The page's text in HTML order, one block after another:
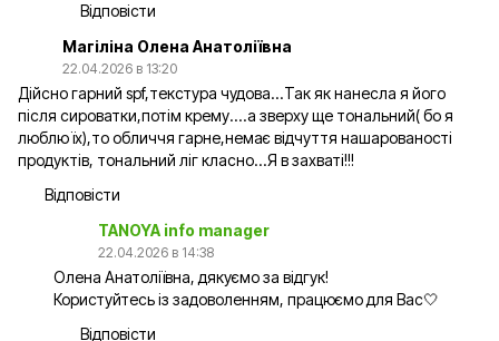
Відповісти
Магіліна Олена Анатоліївна
22.04.2026 в 13:20
Дійсно гарний spf,текстура чудова...Так як нанесла я його
після сироватки,потім крему....а зверху ще тональний( бо я
люблю їх),то обличчя гарне,немає відчуття нашарованості
продуктів, тональний ліг класно...Я в захваті!!!
Відповісти
TANOYA info manager
22.04.2026 в 14:38
Олена Анатоліївна, дякуємо за відгук!
Користуйтесь із задоволенням, працюємо для Вас🤍
Відповісти